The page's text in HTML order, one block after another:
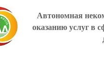
Автономная
оказанию услуг в